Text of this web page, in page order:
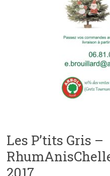
Les P’tits Gris –
2017